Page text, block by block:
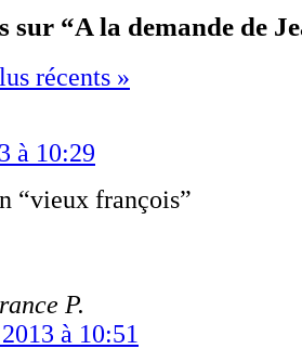
sur “A la demande de
récents »
à 10:29
“vieux françois”
P.
à 10:51